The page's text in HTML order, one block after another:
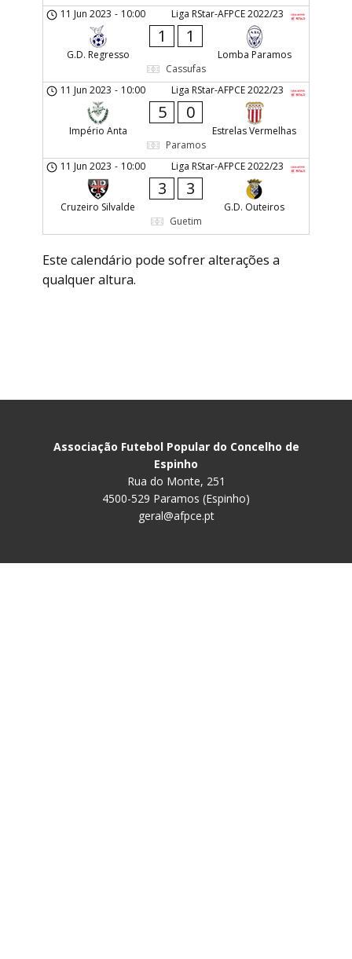
Liga RStar-AFPCE 2022/23
11 Jun 2023 - 10:00
G.D. Regresso
1 1
Lomba Paramos
Cassufas
Liga RStar-AFPCE 2022/23
11 Jun 2023 - 10:00
Império Anta
5 0
Estrelas Vermelhas
Paramos
Liga RStar-AFPCE 2022/23
11 Jun 2023 - 10:00
Cruzeiro Silvalde
3 3
G.D. Outeiros
Guetim
Este calendário pode sofrer alterações a
qualquer altura.
Associação Futebol Popular do Concelho de
Espinho
Rua do Monte, 251
4500-529 Paramos (Espinho)
geral@afpce.pt